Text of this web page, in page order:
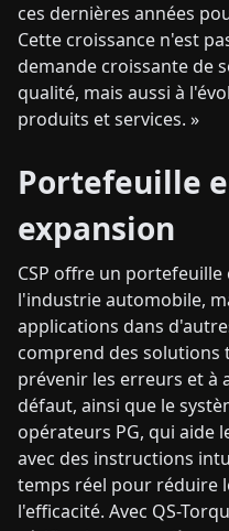
ces dernières années
Cette croissance n'est
demande croissante de
qualité, mais aussi à
produits et services. »
Portefeuille
expansion
CSP offre un
l'industrie automobile,
applications dans
comprend des solutions
prévenir les erreurs et à
défaut, ainsi que le
opérateurs PG, qui aide
avec des instructions
temps réel pour réduire
l'efficacité. Avec QS-